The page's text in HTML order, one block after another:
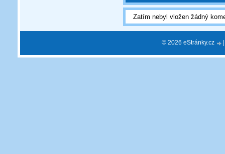
Zatím nebyl vložen žádný
© 2026 eStránky.cz